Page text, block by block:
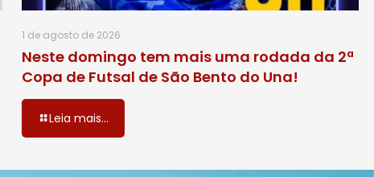
1 de agosto de 2026
Neste domingo tem mais uma rodada da 2ª
Copa de Futsal de São Bento do Una!
Leia mais...